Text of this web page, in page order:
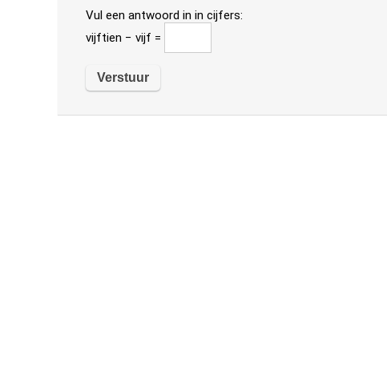
Vul een antwoord in in cijfers:
vijftien − vijf =